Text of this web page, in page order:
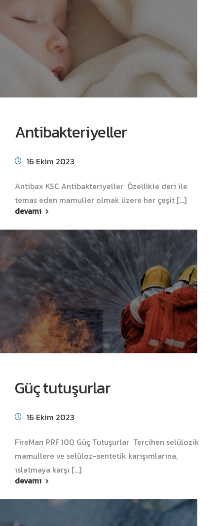
Antibakteriyeller
16 Ekim 2023
Antibax KSC Antibakteriyeller Özellikle deri ile
temas eden mamuller olmak üzere her çeşit [...]
devamı
Güç tutuşurlar
16 Ekim 2023
FireMan PRF 100 Güç Tutuşurlar Tercihen selülozik
mamullere ve selüloz-sentetik karışımlarına,
ıslatmaya karşı [...]
devamı